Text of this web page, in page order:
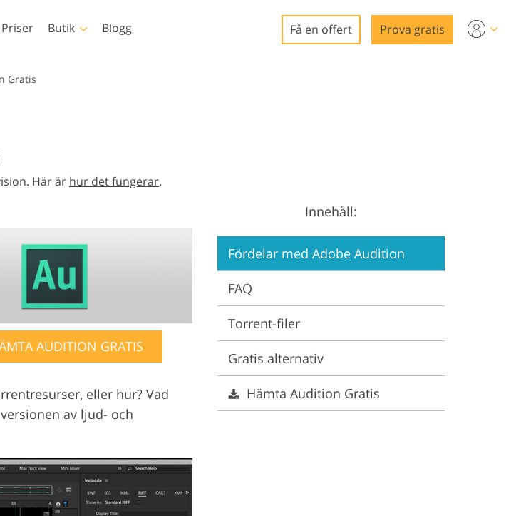
Fotomanipulation
AI-träningsdata Videoredigeringstjänster
Priser Butik
Templates
dag-kort
Blogg Få en offert Prova gratis
Gratis
Här är hur det fungerar.
AUDITION GRATIS
eller hur? Vad
av ljud- och
Innehåll:
Fördelar med Adobe Audition
FAQ
Torrent-filer
Gratis alternativ
Hämta Audition Gratis